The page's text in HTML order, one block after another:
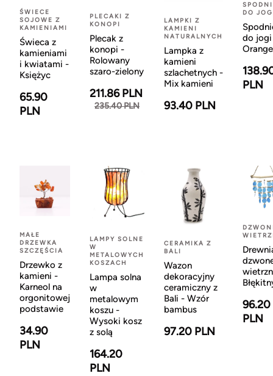
ŚWIECE
SOJOWE Z
KAMIENIAMI
Świeca z
kamieniami
i kwiatami -
Księżyc
65.90
PLN
PLECAKI Z
KONOPI
Plecak z
konopi -
Rolowany
szaro-zielony
211.86 PLN
235.40 PLN
LAMPKI Z
KAMIENI
NATURALNYCH
Lampka z
kamieni
szlachetnych -
Mix kamieni
93.40 PLN
DO
do
Orange
PLN
MAŁE
DRZEWKA
SZCZĘŚCIA
Drzewko z
kamieni -
Karneol na
orgonitowej
podstawie
34.90
PLN
LAMPY SOLNE
W
METALOWYCH
KOSZACH
Lampa solna
w
metalowym
koszu -
Wysoki kosz
z solą
164.20
PLN
CERAMIKA Z
BALI
Wazon
dekoracyjny
ceramiczny z
Bali - Wzór
bambus
97.20 PLN
96.20
PLN